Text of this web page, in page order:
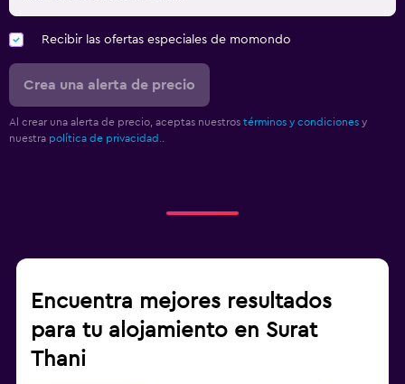
Recibir las ofertas especiales de momondo
Crea una alerta de precio
Al crear una alerta de precio, aceptas nuestros términos y condiciones y
nuestra política de privacidad.
Encuentra mejores resultados
para tu alojamiento en Surat
Thani